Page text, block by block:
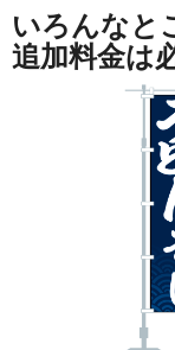
いろんなと
追加料金は